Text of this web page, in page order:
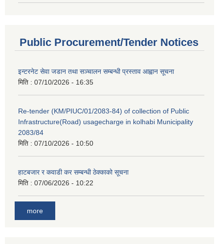
Public Procurement/Tender Notices
इन्टरनेट सेवा जडान तथा सञ्चालन सम्बन्धी प्रस्ताव आह्वान सूचना
मिति : 07/10/2026 - 16:35
Re-tender (KM/PIUC/01/2083-84) of collection of Public
Infrastructure(Road) usagecharge in kolhabi Municipality
2083/84
मिति : 07/10/2026 - 10:50
हाटबजार र कवाडी कर सम्बन्धी ठेक्काको सूचना
मिति : 07/06/2026 - 10:22
more